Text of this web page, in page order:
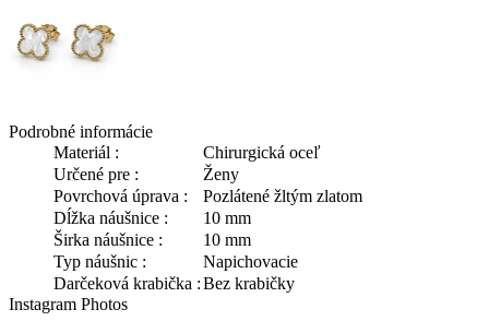
Podrobné informácie
Materiál :
Chirurgická oceľ
Určené pre :
Ženy
Povrchová úprava :
Pozlátené žltým zlatom
Dĺžka náušnice :
10 mm
Širka náušnice :
10 mm
Typ náušnic :
Napichovacie
Darčeková krabička :Bez krabičky
Instagram Photos